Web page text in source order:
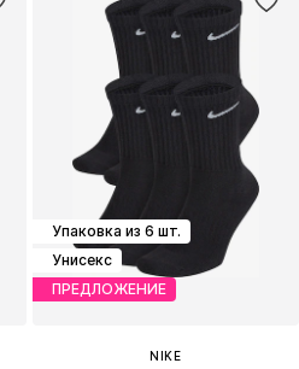
Упаковка из 6 шт.
Унисекс
ПРЕДЛОЖЕНИЕ
NIKE